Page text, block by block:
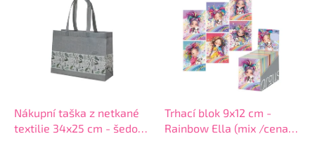
Nákupní taška z netkané
textilie 34x25 cm - šedo-
Trhací blok 9x12 cm -
Rainbow Ella (mix /cena